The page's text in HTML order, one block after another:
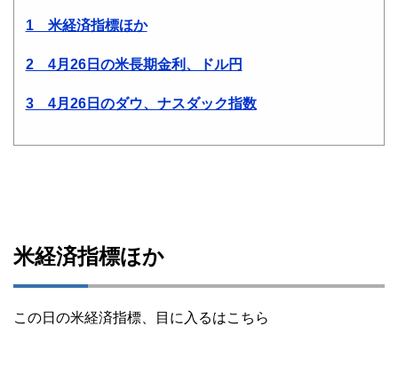
1 米経済指標ほか
2 4月26日の米長期金利、ドル円
3 4月26日のダウ、ナスダック指数
米経済指標ほか
この日の米経済指標、目に入るはこちら